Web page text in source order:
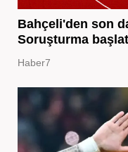
Bahçeli'den son
Soruşturma
Haber7